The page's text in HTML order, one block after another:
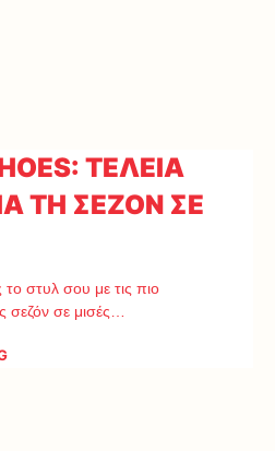
ΤΕΛΕΙΑ
ΤΗ ΣΕΖΟΝ ΣΕ
το στυλ σου με τις πιο
σεζόν σε μισές…